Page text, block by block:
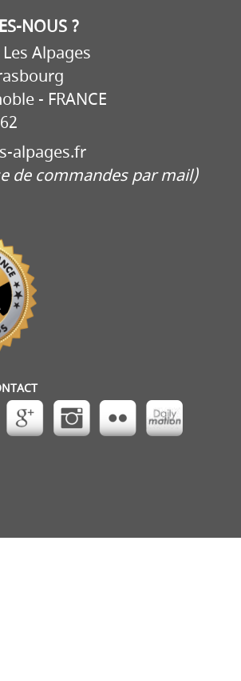
NOUS ?
Alpages
- FRANCE
alpages.fr
de commandes par mail)